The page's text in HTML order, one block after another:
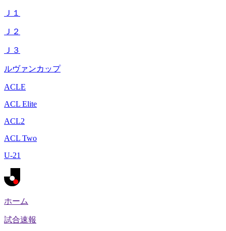
Ｊ１
Ｊ２
Ｊ３
ルヴァンカップ
ACLE
ACL Elite
ACL2
ACL Two
U-21
ホーム
試合速報